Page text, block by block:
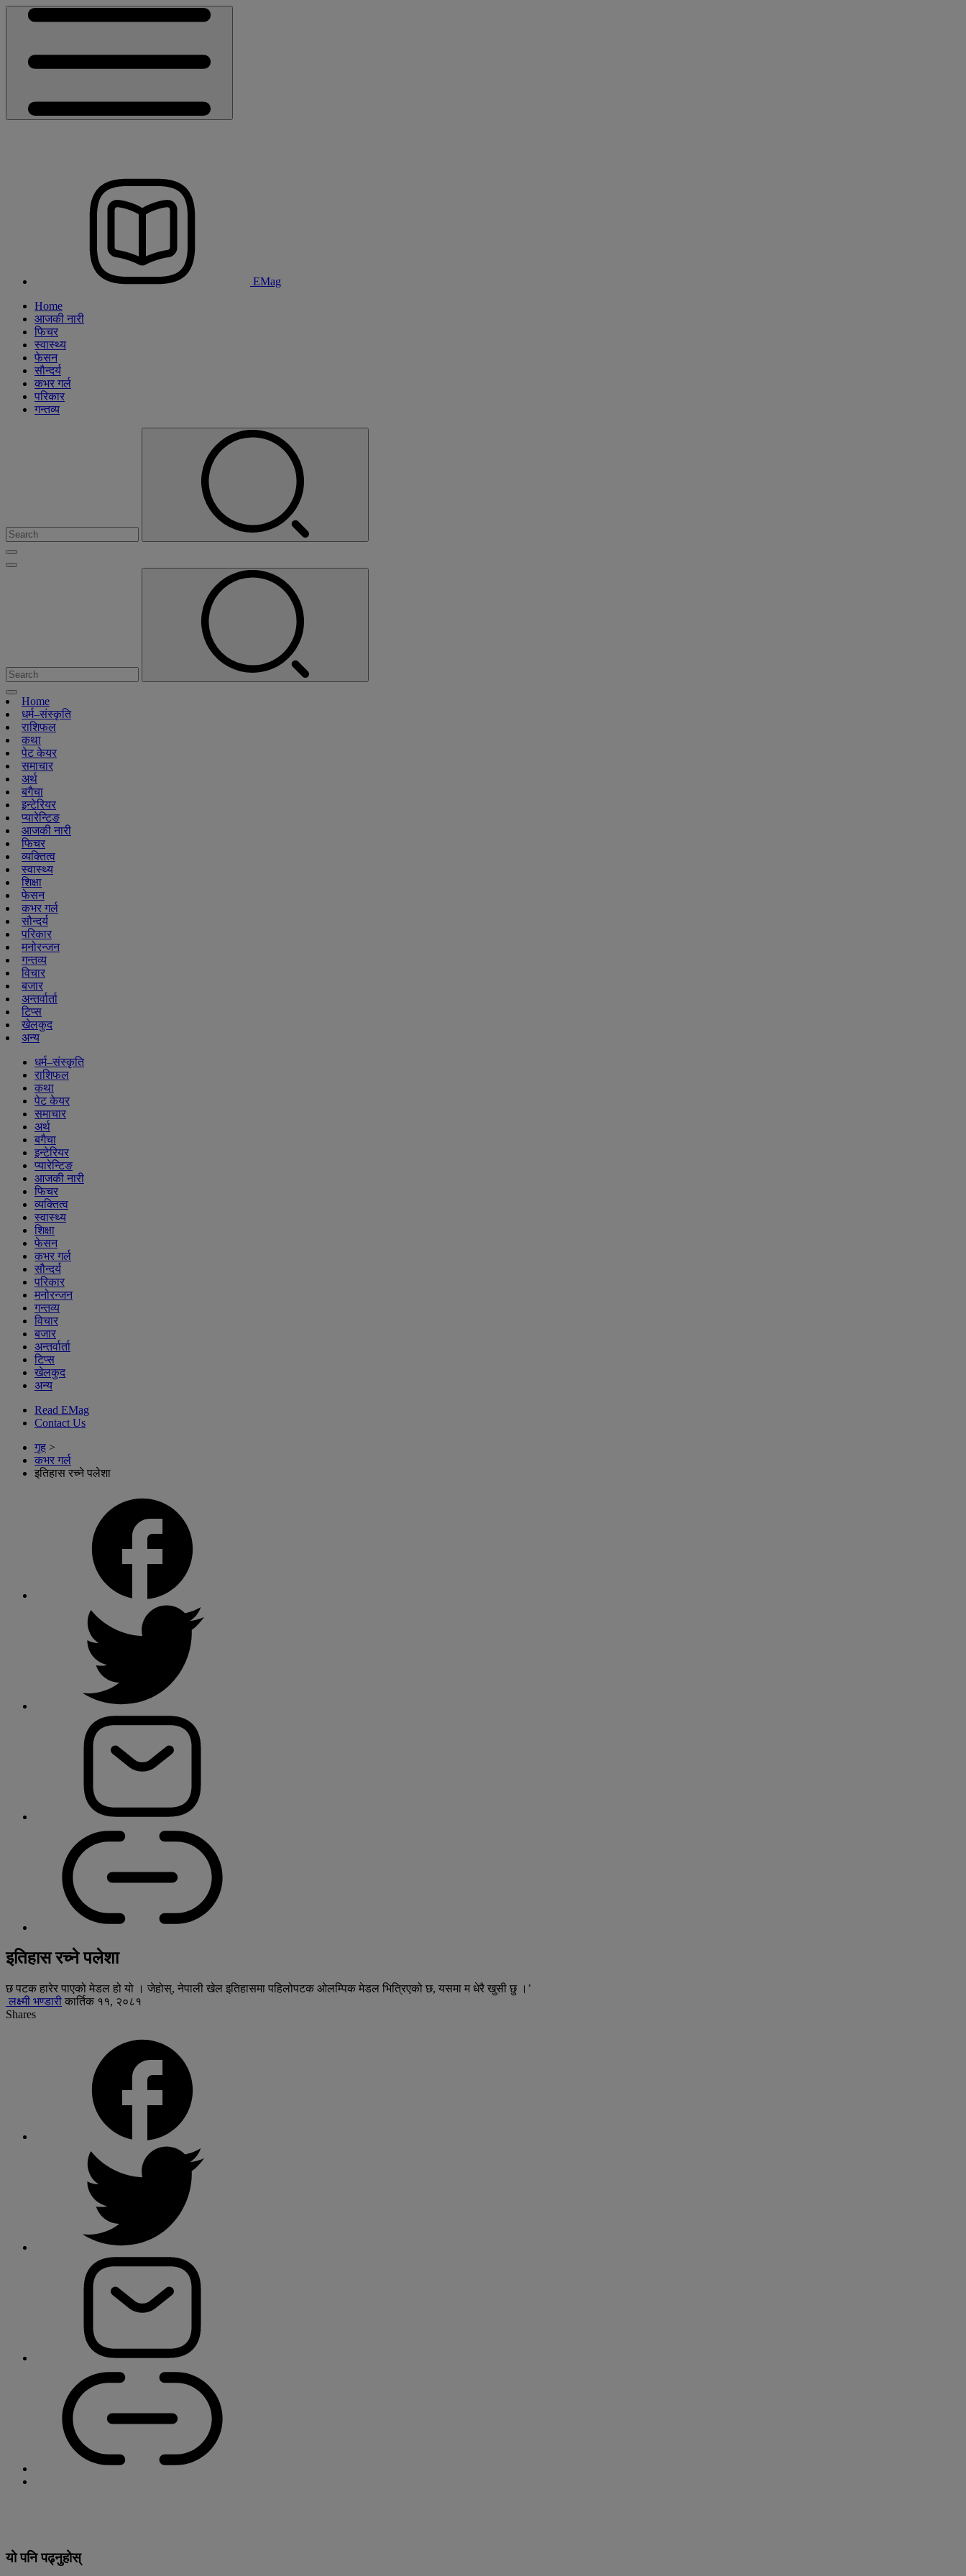
EMag
Home
आजकी नारी
फिचर
स्वास्थ्य
फेसन
सौन्दर्य
कभर गर्ल
परिकार
गन्तव्य
Home
धर्म–संस्कृति
राशिफल
कथा
पेट केयर
समाचार
अर्थ
बगैचा
इन्टेरियर
प्यारेन्टिङ
आजकी नारी
फिचर
व्यक्तित्व
स्वास्थ्य
शिक्षा
फेसन
कभर गर्ल
सौन्दर्य
परिकार
मनोरन्जन
गन्तव्य
विचार
बजार
अन्तर्वार्ता
टिप्स
खेलकुद
अन्य
धर्म–संस्कृति
राशिफल
कथा
पेट केयर
समाचार
अर्थ
बगैचा
इन्टेरियर
प्यारेन्टिङ
आजकी नारी
फिचर
व्यक्तित्व
स्वास्थ्य
शिक्षा
फेसन
कभर गर्ल
सौन्दर्य
परिकार
मनोरन्जन
गन्तव्य
विचार
बजार
अन्तर्वार्ता
टिप्स
खेलकुद
अन्य
Read EMag
Contact Us
गृह >
कभर गर्ल
इतिहास रच्ने पलेशा
इतिहास रच्ने पलेशा
छ पटक हारेर पाएको मेडल हो यो । जेहोस्, नेपाली खेल इतिहासमा पहिलोपटक ओलम्पिक मेडल भित्रिएको छ, यसमा म धेरै खुसी छु ।’
लक्ष्मी भण्डारी कार्तिक ११, २०८१
Shares
यो पनि पढ्नुहोस्